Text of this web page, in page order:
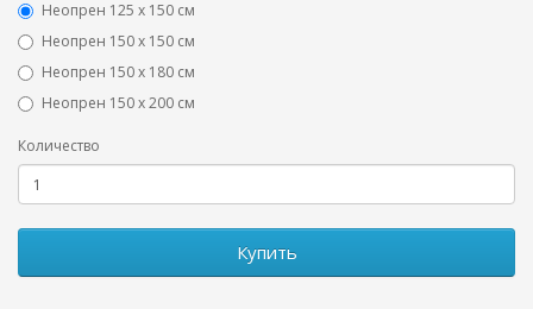
Неопрен 125 х 150 см
Неопрен 150 х 150 см
Неопрен 150 х 180 см
Hеопрен 150 х 200 см
Количество
Купить